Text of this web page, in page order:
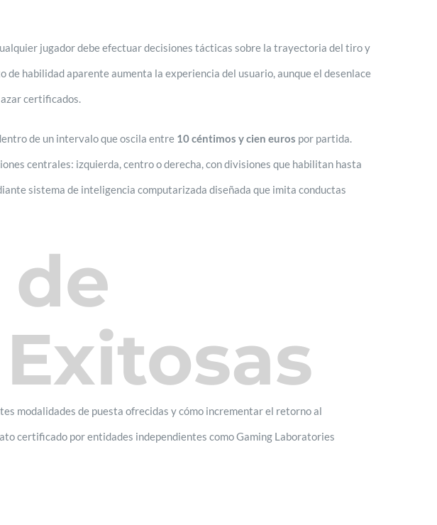
jugador debe efectuar decisiones tácticas sobre la trayectoria del tiro y
habilidad aparente aumenta la experiencia del usuario, aunque el desenlace
certificados.
de un intervalo que oscila entre 10 céntimos y cien euros por partida.
centrales: izquierda, centro o derecha, con divisiones que habilitan hasta
sistema de inteligencia computarizada diseñada que imita conductas
modalidades de puesta ofrecidas y cómo incrementar el retorno al
certificado por entidades independientes como Gaming Laboratories